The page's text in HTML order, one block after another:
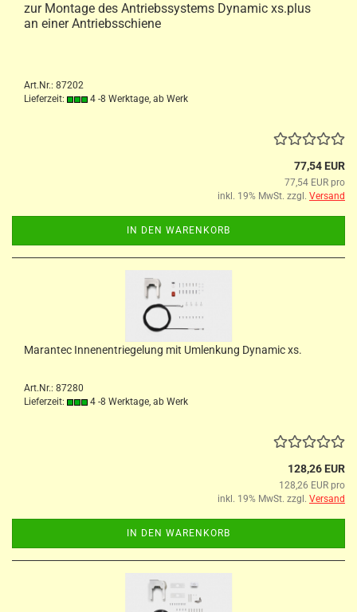
zur Montage des Antriebssystems Dynamic xs.plus
an einer Antriebsschiene
Art.Nr.: 87202
Lieferzeit:
4 -8 Werktage, ab Werk
77,54 EUR
77,54 EUR pro
inkl. 19% MwSt. zzgl. Versand
IN DEN WARENKORB
Marantec Innenentriegelung mit Umlenkung Dynamic xs.
Art.Nr.: 87280
Lieferzeit:
4 -8 Werktage, ab Werk
128,26 EUR
128,26 EUR pro
inkl. 19% MwSt. zzgl. Versand
IN DEN WARENKORB